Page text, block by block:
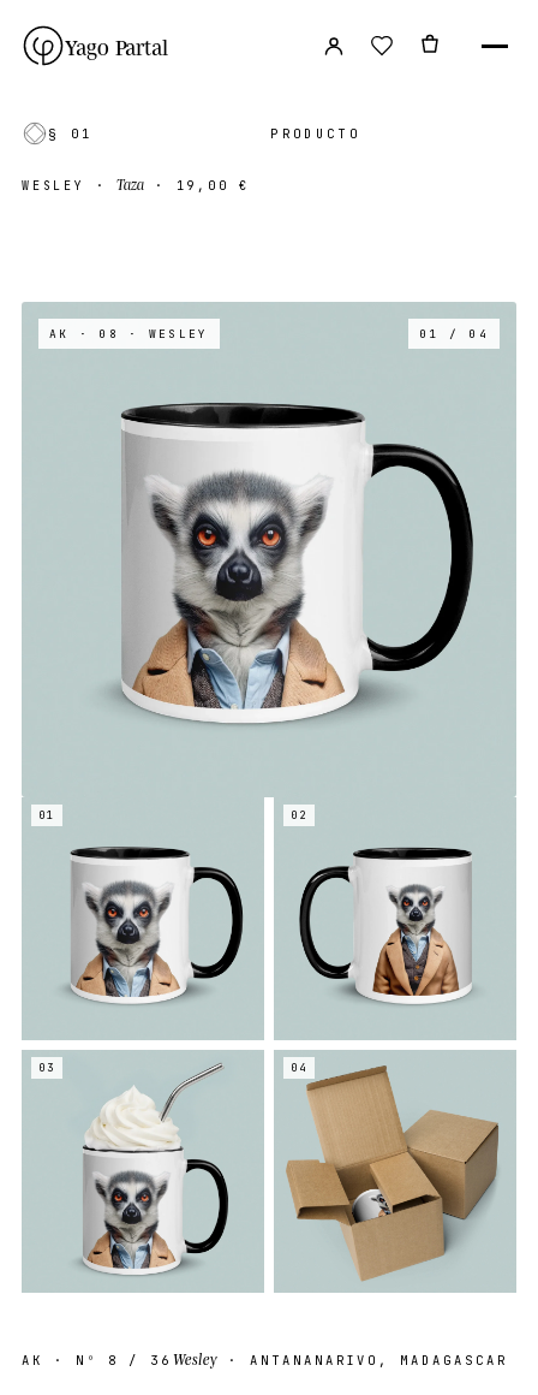
Yago Partal
§ 01 PRODUCTO
WESLEY ·Taza · 19,00 €
AK · 08 · WESLEY 01 / 04
01 02
03 04
AK · Nº 8 / 36 Wesley · ANTANANARIVO, MADAGASCAR